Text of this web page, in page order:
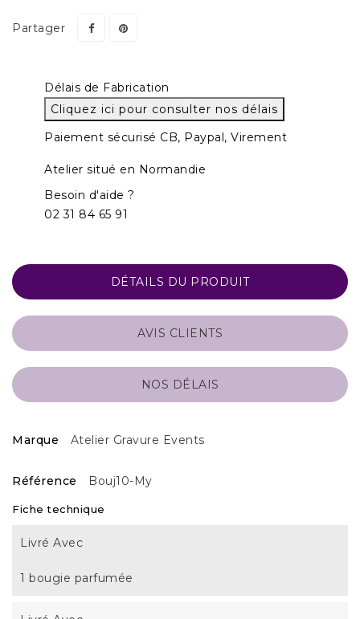
Partager
Délais de Fabrication
Cliquez ici pour consulter nos délais
Paiement sécurisé CB, Paypal, Virement
Atelier situé en Normandie
Besoin d'aide ?
02 31 84 65 91
DÉTAILS DU PRODUIT
AVIS CLIENTS
NOS DÉLAIS
Marque Atelier Gravure Events
Référence Bouj10-My
Fiche technique
Livré Avec
1 bougie parfumée